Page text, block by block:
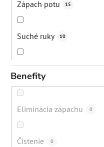
Zápach potu 15
Suché ruky 10
Strie 12
Benefity
Eliminácia zápachu 0
Čistenie 0